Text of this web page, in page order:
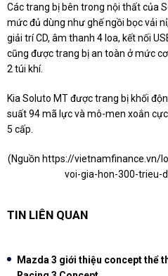
Các trang bị bên trong nội thất của
mức đủ dùng như ghế ngồi bọc vải
giải trí CD, âm thanh 4 loa, kết nối
cũng được trang bị an toàn ở mức
2 túi khí.
Kia Soluto MT được trang bị khối
suất 94 mã lực và mô-men xoắn
5 cấp.
(Nguồn https://vietnamfinance.vn/
voi-gia-hon-300-trieu-
TIN LIÊN QUAN
Mazda 3 giới thiệu concept thể